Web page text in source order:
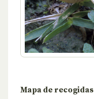
Mapa de recogidas